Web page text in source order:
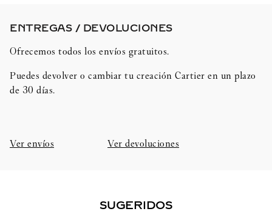
ENTREGAS / DEVOLUCIONES​
Ofrecemos todos los envíos gratuitos.
Puedes devolver o cambiar tu creación Cartier en un plazo
de 30 días.​
Ver envíos Ver devoluciones
SUGERIDOS